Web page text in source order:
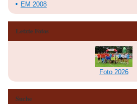
EM 2008
Letzte Fotos
Foto 2026
Suche